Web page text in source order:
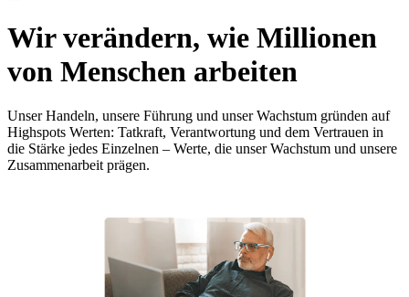
Wir verändern, wie Millionen
von Menschen arbeiten
Unser Handeln, unsere Führung und unser Wachstum gründen auf
Highspots Werten: Tatkraft, Verantwortung und dem Vertrauen in
die Stärke jedes Einzelnen – Werte, die unser Wachstum und unsere
Zusammenarbeit prägen.